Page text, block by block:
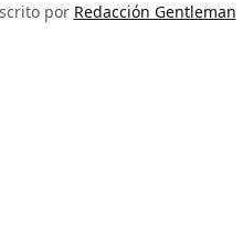
por Redacción Gentleman